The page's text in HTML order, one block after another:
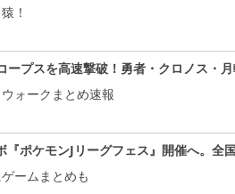
！
ープスを高速撃破！勇者・クロノス・
ォークまとめ速報
『ポケモンJリーグフェス』開催へ。
ームまとめも